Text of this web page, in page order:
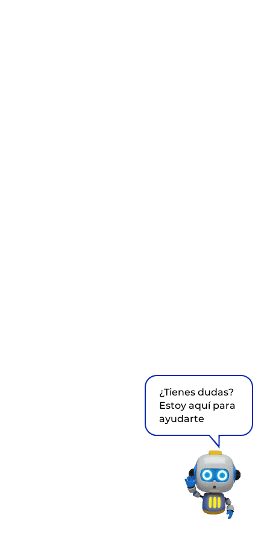
¿Tienes dudas?
Estoy aquí para
ayudarte